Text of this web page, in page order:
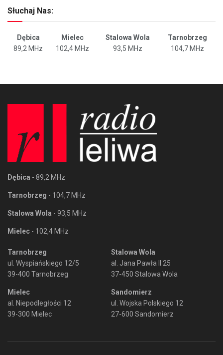
Słuchaj Nas:
Dębica Mielec Stalowa Wola
Tarnobrzeg
89,2 MHz
102,4 MHz 93,5 MHz 104,7 MHz
Dębica - 89,2 MHz
Tarnobrzeg - 104,7 MHz
Stalowa Wola - 93,5 MHz
Mielec - 102,4 MHz
Tarnobrzeg
ul. Wyspiańskiego 12/5
39-400 Tarnobrzeg
Mielec
al. Niepodległości 12
39-300 Mielec
Stalowa Wola
al. Jana Pawła II 25
37-450 Stalowa Wola
Sandomierz
ul. Wojska Polskiego 12
27-600 Sandomierz